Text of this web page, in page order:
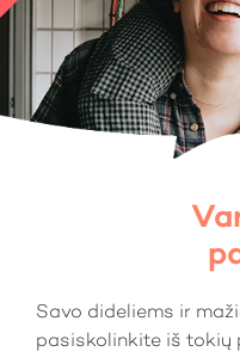
Savo dideliems ir
pasiskolinkite iš tokių